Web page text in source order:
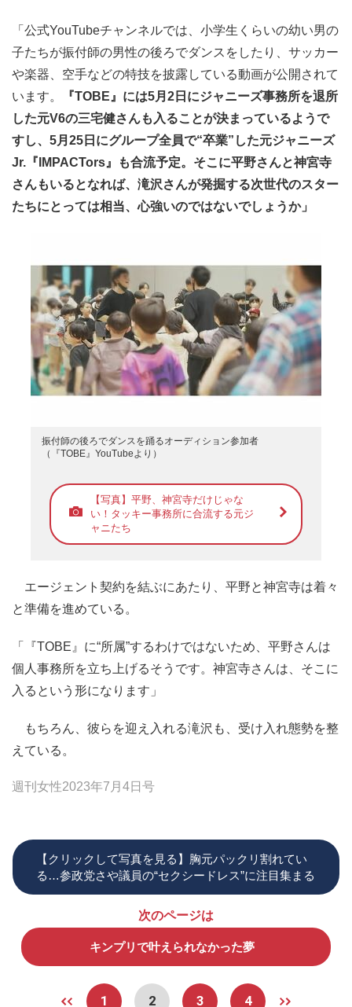
「公式YouTubeチャンネルでは、小学生くらいの幼い男の
子たちが振付師の男性の後ろでダンスをしたり、サッカー
や楽器、空手などの特技を披露している動画が公開されて
います。
『TOBE』には5月2日にジャニーズ事務所を退所
した元V6の三宅健さんも入ることが決まっているようで
すし、5月25日にグループ全員で“卒業”した元ジャニーズ
Jr.『IMPACTors』も合流予定。そこに平野さんと神宮寺
さんもいるとなれば、滝沢さんが発掘する次世代のスター
たちにとっては相当、心強いのではないでしょうか」
振付師の後ろでダンスを踊るオーディション参加者
（『TOBE』YouTubeより）
【写真】平野、神宮寺だけじゃな
い！タッキー事務所に合流する元ジ
ャニたち
エージェント契約を結ぶにあたり、平野と神宮寺は着々
と準備を進めている。
「『TOBE』に“所属”するわけではないため、平野さんは
個人事務所を立ち上げるそうです。神宮寺さんは、そこに
入るという形になります」
もちろん、彼らを迎え入れる滝沢も、受け入れ態勢を整
えている。
週刊女性2023年7月4日号
【クリックして写真を見る】胸元パックリ割れてい
る…参政党さや議員の“セクシードレス”に注目集まる
次のページは
キンプリで叶えられなかった夢
1 2 3 4